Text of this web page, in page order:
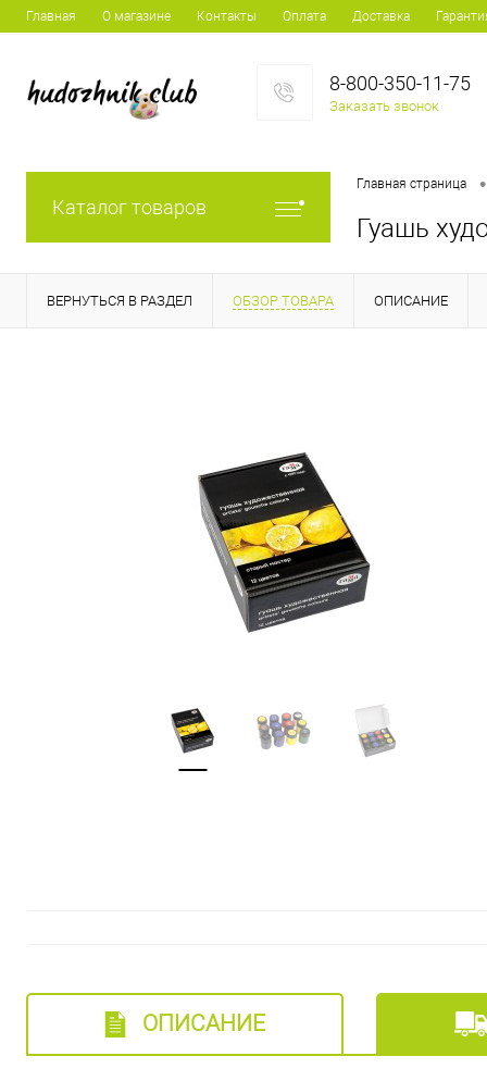
Главная О магазине Контакты Оплата Доставка
8-800-350-11-75
Заказать звонок
Каталог товаров
Главная страница •
Гуашь
ВЕРНУТЬСЯ В РАЗДЕЛ ОБЗОР ТОВАРА ОПИСАНИЕ
ОПИСАНИЕ